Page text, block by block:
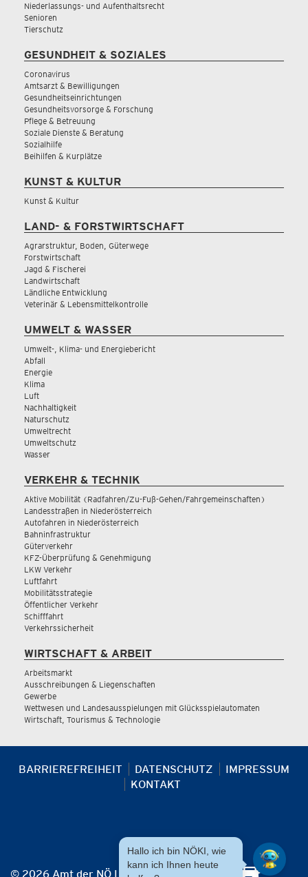
Niederlassungs- und Aufenthaltsrecht
Senioren
Tierschutz
GESUNDHEIT & SOZIALES
Coronavirus
Amtsarzt & Bewilligungen
Gesundheitseinrichtungen
Gesundheitsvorsorge & Forschung
Pflege & Betreuung
Soziale Dienste & Beratung
Sozialhilfe
Beihilfen & Kurplätze
KUNST & KULTUR
Kunst & Kultur
LAND- & FORSTWIRTSCHAFT
Agrarstruktur, Boden, Güterwege
Forstwirtschaft
Jagd & Fischerei
Landwirtschaft
Ländliche Entwicklung
Veterinär & Lebensmittelkontrolle
UMWELT & WASSER
Umwelt-, Klima- und Energiebericht
Abfall
Energie
Klima
Luft
Nachhaltigkeit
Naturschutz
Umweltrecht
Umweltschutz
Wasser
VERKEHR & TECHNIK
Aktive Mobilität (Radfahren/Zu-Fuß-Gehen/Fahrgemeinschaften)
Landesstraßen in Niederösterreich
Autofahren in Niederösterreich
Bahninfrastruktur
Güterverkehr
KFZ-Überprüfung & Genehmigung
LKW Verkehr
Luftfahrt
Mobilitätsstrategie
Öffentlicher Verkehr
Schifffahrt
Verkehrssicherheit
WIRTSCHAFT & ARBEIT
Arbeitsmarkt
Ausschreibungen & Liegenschaften
Gewerbe
Wettwesen und Landesausspielungen mit Glücksspielautomaten
Wirtschaft, Tourismus & Technologie
BARRIEREFREIHEIT DATENSCHUTZ
IMPRESSUM
KONTAKT
© 2026 Amt der NÖ Landesregierung
Hallo ich bin NÖKI, wie
kann ich Ihnen heute